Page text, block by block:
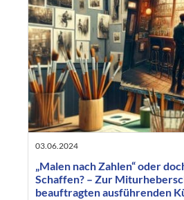
03.06.2024
„Malen nach Zahlen“ oder
Schaffen? – Zur
beauftragten ausführenden